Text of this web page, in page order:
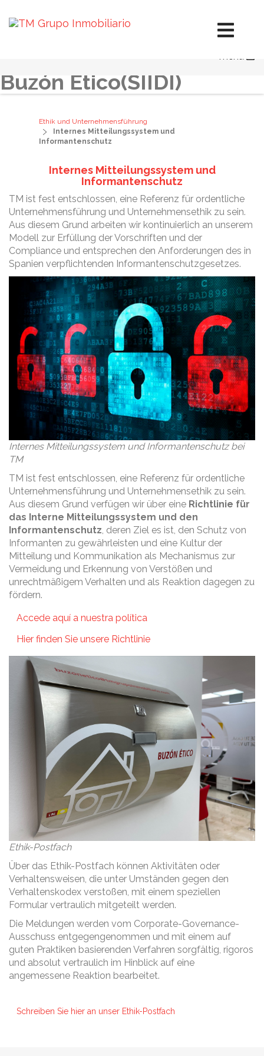
Buzón Ético(SIIDI)
Bericht Zur Unternehmensverantwortung
Ethik und Unternehmensführung
Internes Mitteilungssystem und
Informantenschutz
Internes Mitteilungssystem und
Informantenschutz
TM ist fest entschlossen, eine Referenz für ordentliche
Unternehmensführung und Unternehmensethik zu sein.
Aus diesem Grund arbeiten wir kontinuierlich an unserem
Modell zur Erfüllung der Vorschriften und der
Compliance und entsprechen den Anforderungen des in
Spanien verpflichtenden Informantenschutzgesetzes.
Internes Mitteilungssystem und Informantenschutz bei
TM
TM ist fest entschlossen, eine Referenz für ordentliche
Unternehmensführung und Unternehmensethik zu sein.
Aus diesem Grund verfügen wir über eine Richtlinie für
das Interne Mitteilungssystem und den
Informantenschutz, deren Ziel es ist, den Schutz von
Informanten zu gewährleisten und eine Kultur der
Mitteilung und Kommunikation als Mechanismus zur
Vermeidung und Erkennung von Verstößen und
unrechtmäßigem Verhalten und als Reaktion dagegen zu
fördern.
Accede aquí a nuestra política
Hier finden Sie unsere Richtlinie
Ethik-Postfach
Über das Ethik-Postfach können Aktivitäten oder
Verhaltensweisen, die unter Umständen gegen den
Verhaltenskodex verstoßen, mit einem speziellen
Formular vertraulich mitgeteilt werden.
Die Meldungen werden vom Corporate-Governance-
Ausschuss entgegengenommen und mit einem auf
guten Praktiken basierenden Verfahren sorgfältig, rigoros
und absolut vertraulich im Hinblick auf eine
angemessene Reaktion bearbeitet.
Schreiben Sie hier an unser Ethik-Postfach